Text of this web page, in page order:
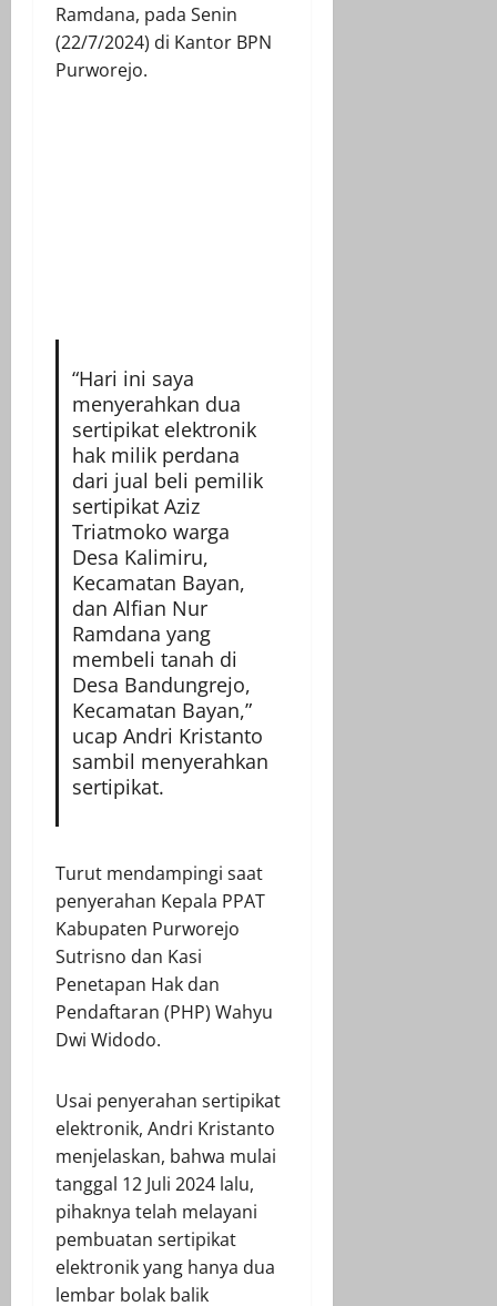
Ramdana, pada Senin
(22/7/2024) di Kantor BPN
Purworejo.
“Hari ini saya
menyerahkan dua
sertipikat elektronik
hak milik perdana
dari jual beli pemilik
sertipikat Aziz
Triatmoko warga
Desa Kalimiru,
Kecamatan Bayan,
dan Alfian Nur
Ramdana yang
membeli tanah di
Desa Bandungrejo,
Kecamatan Bayan,”
ucap Andri Kristanto
sambil menyerahkan
sertipikat.
Turut mendampingi saat
penyerahan Kepala PPAT
Kabupaten Purworejo
Sutrisno dan Kasi
Penetapan Hak dan
Pendaftaran (PHP) Wahyu
Dwi Widodo.
Usai penyerahan sertipikat
elektronik, Andri Kristanto
menjelaskan, bahwa mulai
tanggal 12 Juli 2024 lalu,
pihaknya telah melayani
pembuatan sertipikat
elektronik yang hanya dua
lembar bolak balik